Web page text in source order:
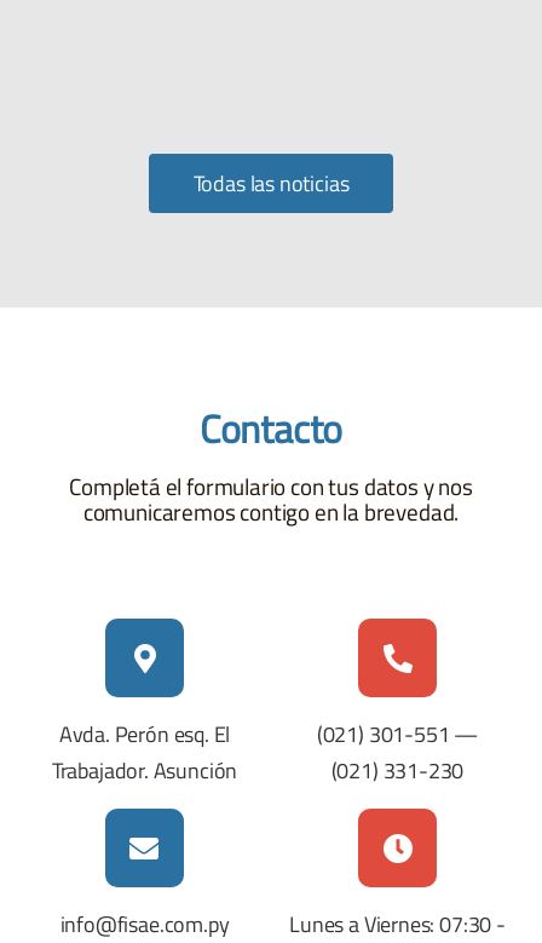
Todas las noticias
Contacto
Completá el formulario con tus datos y nos
comunicaremos contigo en la brevedad.
Avda. Perón esq. El
Trabajador. Asunción
(021) 301-551 —
(021) 331-230
info@fisae.com.py
Lunes a Viernes: 07:30 -